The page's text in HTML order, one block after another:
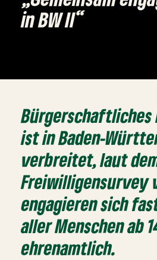
in BW II“
Bürgerschaftliches
ist in Baden-
verbreitet, laut
Freiwilligensurvey
engagieren sich
aller Menschen ab
ehrenamtlich.